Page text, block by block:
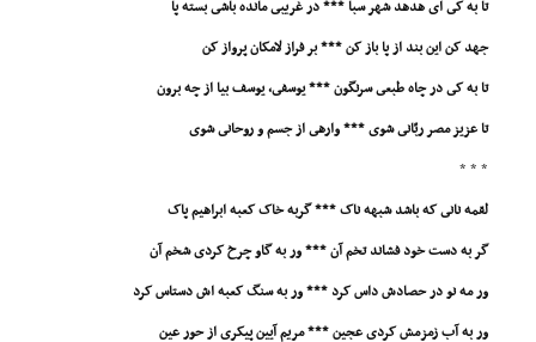
تا به کى اى هدهد شهر سبا *** در غریبى مانده باشى بسته پا
جهد کن این بند از پا باز کن *** بر فراز لامکان پرواز کن
تا به کى در چاه طبعى سرنگون *** یوسفى، یوسف بیا از چه برون
تا عزیز مصر ربّانى شوى *** وارهى از جسم و روحانى شوى
* * *
لقمه نانى که باشد شبهه ناک *** گربه خاک کعبه ابراهیم پاک
گر به دست خود فشاند تخم آن *** ور به گاو چرخ کردى شخم آن
ور مه نو در حصادش داس کرد *** ور به سنگ کعبه اش دستاس کرد
ور به آب زمزمش کردى عجین *** مریم آیین پیکرى از حور عین